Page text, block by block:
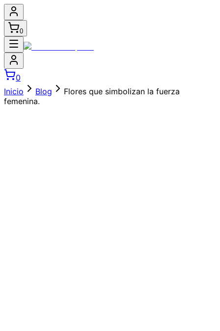
0
0
Inicio
Blog
Flores que simbolizan la fuerza
femenina.